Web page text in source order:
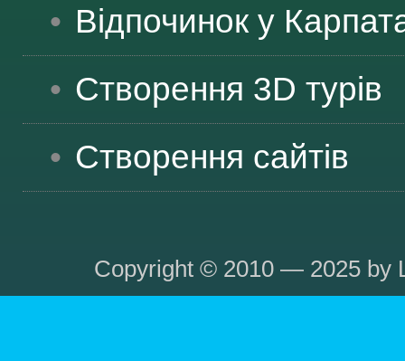
Відпочинок у
Створення 3D турів
Створення сайтів
Copyright © 2010 — 2025 by